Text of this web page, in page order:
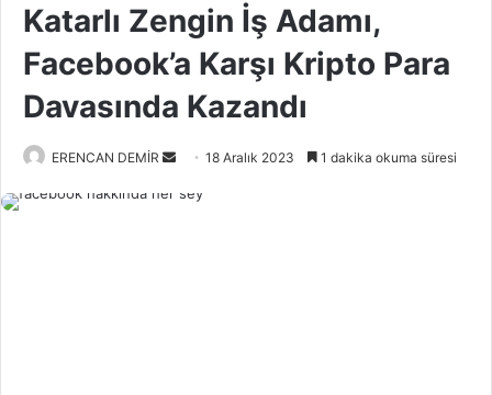
Katarlı Zengin İş Adamı,
Facebook’a Karşı Kripto Para
Davasında Kazandı
ERENCAN DEMİR
Bir
18 Aralık 2023 1 dakika okuma süresi